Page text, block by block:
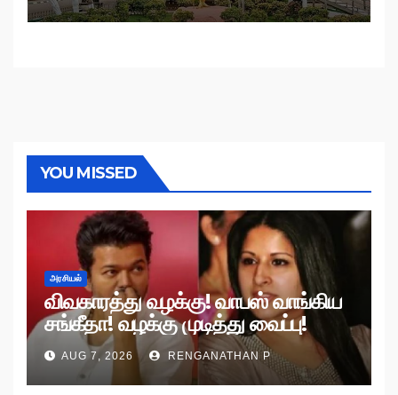
YOU MISSED
அரசியல்
விவகாரத்து வழக்கு! வாபஸ் வாங்கிய
சங்கீதா! வழக்கு முடித்து வைப்பு!
AUG 7, 2026 RENGANATHAN P